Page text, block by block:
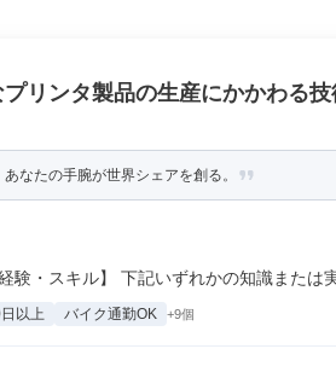
リンタ製品の生産にかかわる技
なたの手腕が世界シェアを創る。
験・スキル】 下記いずれかの知識または
以上 バイク通勤OK +9個